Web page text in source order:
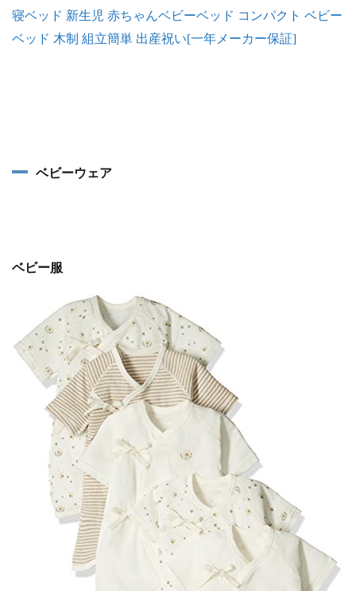
寝ベッド 新生児 赤ちゃんベビーベッド コンパクト ベビー
ベッド 木制 組立簡単 出産祝い[一年メーカー保証]
ベビーウェア
ベビー服